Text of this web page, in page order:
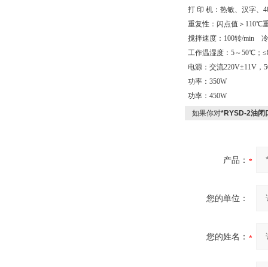
打 印 机：热敏、汉字、
重复性：闪点值＞110℃
搅拌速度：100转/min
工作温湿度：5～50℃；
电源：交流220V±11V，
功率：350W
功率：450W
如果你对*RYSD-2油闭
产品：
您的单位：
您的姓名：